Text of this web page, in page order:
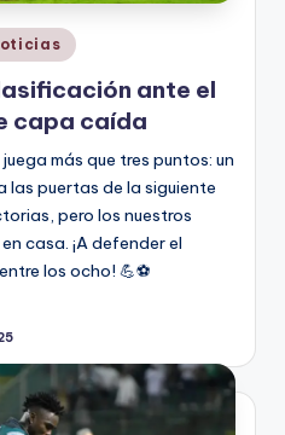
ante el
capa caída
más que tres puntos: un
las puertas de la siguiente
pero los nuestros
casa. ¡A defender el
los ocho! 💪⚽